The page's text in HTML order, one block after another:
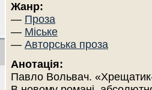
Жанр:
— Проза
— Міське
— Авторська проза
Анотація:
Павло Вольвач.